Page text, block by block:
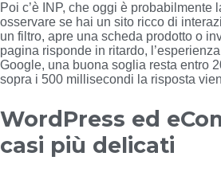
Poi c’è INP, che oggi è probabilmente
osservare se hai un sito ricco di
un filtro, apre una scheda prodotto o
pagina risponde in ritardo,
Google, una buona soglia resta entro
sopra i 500 millisecondi la risposta
WordPress ed
casi più delicati